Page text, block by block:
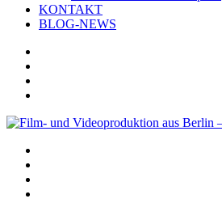
KONTAKT
BLOG-NEWS